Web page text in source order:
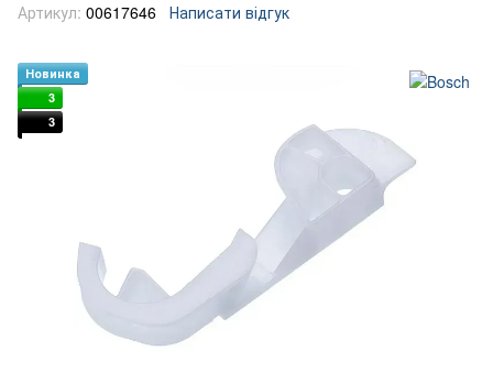
Артикул: 00617646 Написати відгук
Новинка
3
3